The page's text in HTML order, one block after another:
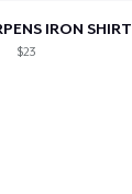
IRON SHIRT
$23